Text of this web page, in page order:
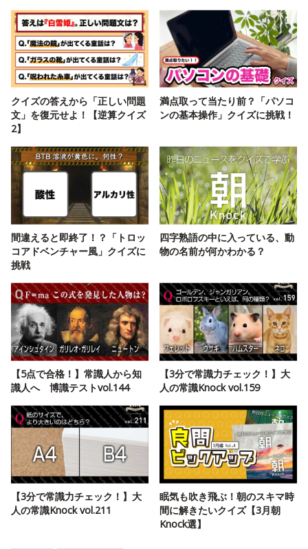
クイズの答えから「正しい問題
文」を復元せよ！【逆算クイズ
2】
満点取って当たり前？「パソコ
ンの基本操作」クイズに挑戦！
間違えると即終了！？「トロッ
コアドベンチャー風」クイズに
挑戦
四字熟語の中に入っている、動
物の名前が何かわかる？
【5点で合格！】常識人から知
識人へ 博識テストvol.144
【3分で常識力チェック！】大
人の常識Knock vol.159
【3分で常識力チェック！】大
人の常識Knock vol.211
眠気も吹き飛ぶ！朝のスキマ時
間に解きたいクイズ【3月朝
Knock選】